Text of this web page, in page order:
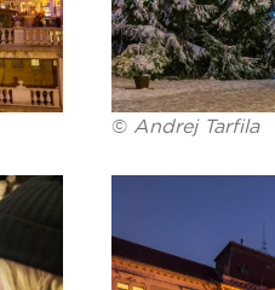
© Andrej Tarfila